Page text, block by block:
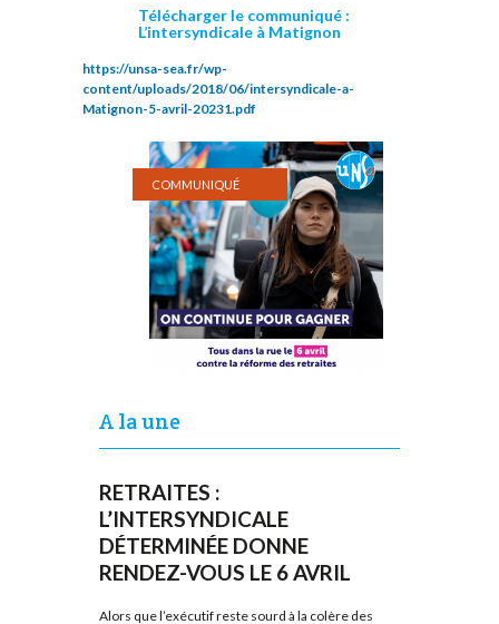
Télécharger le communiqué :
L’intersyndicale à Matignon
https://unsa-sea.fr/wp-
content/uploads/2018/06/intersyndicale-a-
Matignon-5-avril-20231.pdf
COMMUNIQUÉ
A la une
RETRAITES :
L’INTERSYNDICALE
DÉTERMINÉE DONNE
RENDEZ-VOUS LE 6 AVRIL
Alors que l’exécutif reste sourd à la colère des